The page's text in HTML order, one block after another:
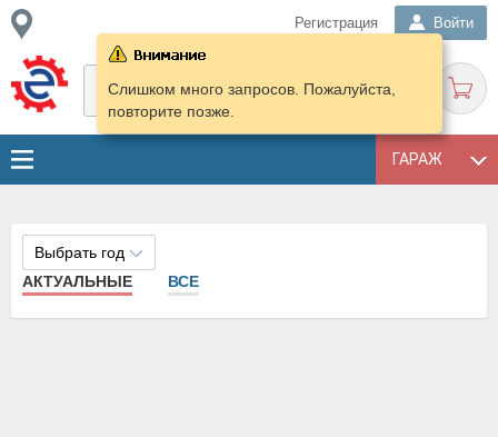
Регистрация Войти
ГАРАЖ
Слишком много запросов. Пожалуйста,
повторите позже.
Выбрать год
АКТУАЛЬНЫЕ
ВСЕ